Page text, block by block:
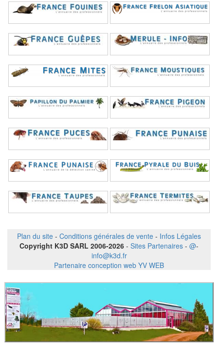
Plan du site - Conditions générales de vente - Infos Légales
Copyright K3D SARL 2006-2026 - Sites Partenaires - @-
info@k3d.fr
Partenaire conception web YV WEB